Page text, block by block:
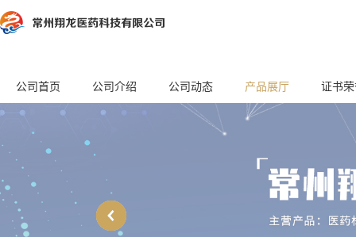
公司首页 公司介绍 公司动态 产品展厅 证书